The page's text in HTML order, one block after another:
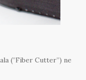
(”Fiber Cutter”) ne